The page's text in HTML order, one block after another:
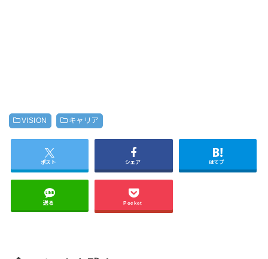
VISION キャリア
ポスト シェア はてブ
送る Pocket